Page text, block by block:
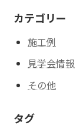
カテゴリー
施工例
見学会情報
その他
タグ